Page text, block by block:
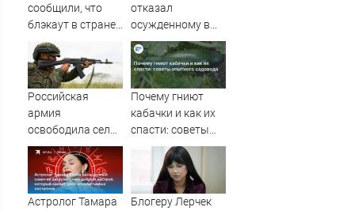
сообщили, что
блэкаут в стране
произошёл из-за
тестов на
Ингурской ГЭС -
RT Russia -
МирТесен
отказал
осужденному в
колонии-
поселении,
посчитав его
опасным
Российская
армия
освободила село
Алексеевка в
Сумской области
Почему гниют
кабачки и как их
спасти: советы
опытного
садовода
Астролог Тамара
Блогеру Лерчек